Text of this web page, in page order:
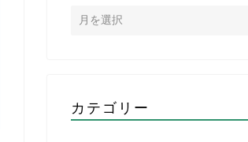
カテゴリー